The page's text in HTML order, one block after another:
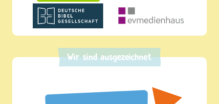
Wir sind ausgezeichnet